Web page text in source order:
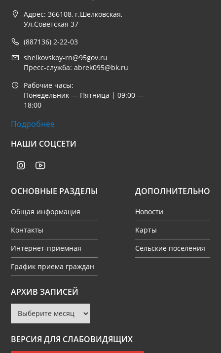
Адрес: 366108, г.Шелковская,
Ул.Советская 37
(887136) 2-22-03
shelkovskoy-rn@95gov.ru
Пресс-служба: abrek095@bk.ru
Рабочие часы:
Понедельник — Пятница | 09:00 —
18:00
Подробнее
НАШИ СОЦСЕТИ
ОСНОВНЫЕ РАЗДЕЛЫ
Общая информация
Контакты
Интернет-приемная
График приема граждан
ДОПОЛНИТЕЛЬНО
Новости
Карты
Сельские поселения
АРХИВ ЗАПИСЕЙ
Архив
записей
ВЕРСИЯ ДЛЯ СЛАБОВИДЯЩИХ